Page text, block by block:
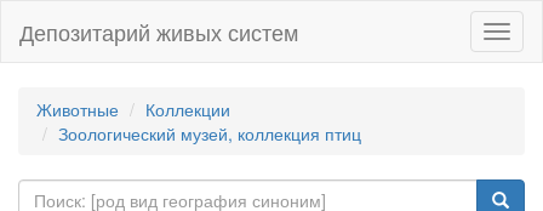
Депозитарий живых систем
Животные
Коллекции
Зоологический музей, коллекция птиц